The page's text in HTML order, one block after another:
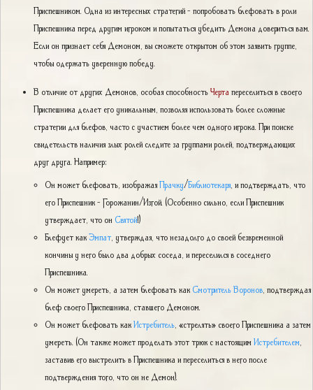
Приспешником. Одна из интересных стратегий - попробовать блефовать в роли
Приспешника перед другим игроком и попытаться убедить Демона довериться вам.
Если он признает себя Демоном, вы сможете открытом об этом заявить группе,
чтобы одержать уверенную победу.
В отличие от других Демонов, особая способностьЧерта переселиться в своего
Приспешника делает его уникальным, позволяя использовать более сложные
стратегии для блефов, часто с участием более чем одного игрока. При поиске
свидетельств наличия злых ролей следите за группами ролей, подтверждающих
друг друга. Например:
Он может блефовать, изображаяПрачку/Библиотекаря, и подтверждать, что
его Приспешник - Горожанин/Изгой. (Особенно сильно, если Приспешник
утверждает, что он Святой!)
Блефует какЭмпат, утверждая, что незадолго до своей безвременной
кончины у него было два добрых соседа, и переселился в соседнего
Приспешника.
Он может умереть, а затем блефовать как Смотритель Воронов, подтверждая
блеф своего Приспешника, ставшего Демоном.
Он может блефовать какИстребитель, «стрелять» своего Приспешника а затем
умереть. (Он также может проделать этот трюк с настоящимИстребителем,
заставив его выстрелить в Приспешника и переселиться в него после
подтверждения того, что он не Демон).